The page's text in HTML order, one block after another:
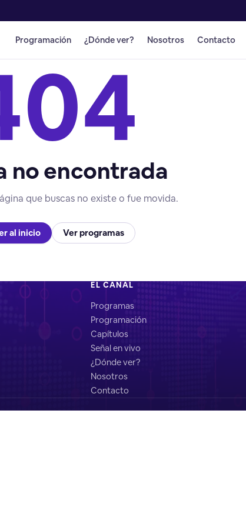
Programación ¿Dónde ver? Nosotros Contacto
no encontrada
que buscas no existe o fue movida.
al inicio Ver programas
EL CANAL
Programas
Programación
Capítulos
Señal en vivo
¿Dónde ver?
Nosotros
Contacto